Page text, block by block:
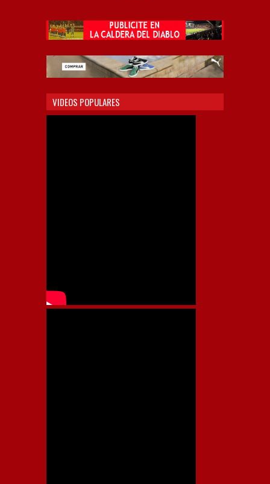
VIDEOS POPULARES